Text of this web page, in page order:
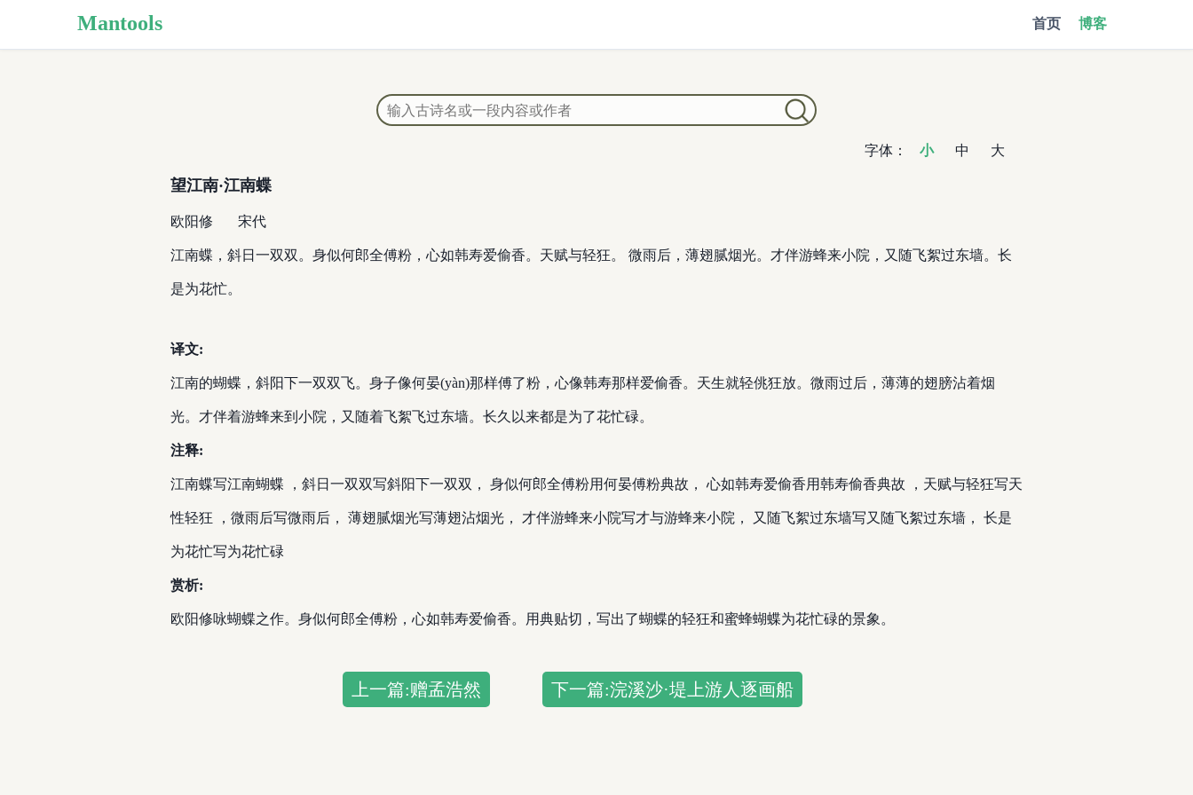
Mantools 首页 博客
字体： 小 中 大
望江南·江南蝶
欧阳修 宋代
江南蝶，斜日一双双。身似何郎全傅粉，心如韩寿爱偷香。天赋与轻狂。 微雨后，薄翅腻烟光。才伴游蜂来小院，又随飞絮过东墙。长
是为花忙。
译文:
江南的蝴蝶，斜阳下一双双飞。身子像何晏(yàn)那样傅了粉，心像韩寿那样爱偷香。天生就轻佻狂放。微雨过后，薄薄的翅膀沾着烟
光。才伴着游蜂来到小院，又随着飞絮飞过东墙。长久以来都是为了花忙碌。
注释:
江南蝶写江南蝴蝶 ，斜日一双双写斜阳下一双双， 身似何郎全傅粉用何晏傅粉典故， 心如韩寿爱偷香用韩寿偷香典故 ，天赋与轻狂写天
性轻狂 ，微雨后写微雨后， 薄翅腻烟光写薄翅沾烟光， 才伴游蜂来小院写才与游蜂来小院， 又随飞絮过东墙写又随飞絮过东墙， 长是
为花忙写为花忙碌
赏析:
欧阳修咏蝴蝶之作。身似何郎全傅粉，心如韩寿爱偷香。用典贴切，写出了蝴蝶的轻狂和蜜蜂蝴蝶为花忙碌的景象。
上一篇:赠孟浩然 下一篇:浣溪沙·堤上游人逐画船